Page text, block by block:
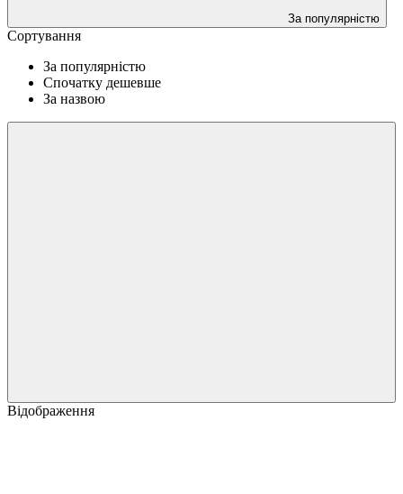
За популярністю
Сортування
За популярністю
Спочатку дешевше
За назвою
Відображення